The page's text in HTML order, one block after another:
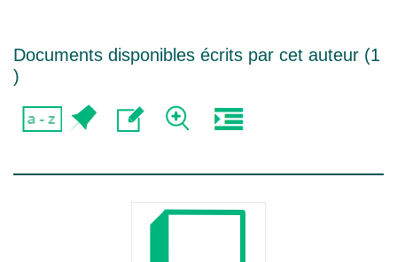
Documents disponibles écrits par cet auteur (1
)